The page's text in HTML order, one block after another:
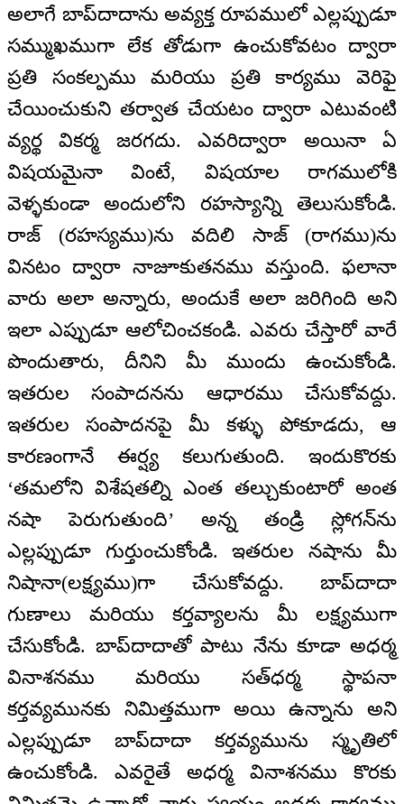
అలాగే బాప్‌దాదాను అవ్యక్త రూపములో ఎల్లప్పుడూ
సమ్ముఖముగా లేక తోడుగా ఉంచుకోవటం ద్వారా
ప్రతి సంకల్పము మరియు ప్రతి కార్యము వెరిఫై
చేయించుకుని తర్వాత చేయటం ద్వారా ఎటువంటి
వ్యర్థ వికర్మ జరగదు. ఎవరిద్వారా అయినా ఏ
విషయమైనా వింటే, విషయాల రాగములోకి
వెళ్ళకుండా అందులోని రహస్యాన్ని తెలుసుకోండి.
రాజ్ (రహస్యము)ను వదిలి సాజ్ (రాగము)ను
వినటం ద్వారా నాజూకుతనము వస్తుంది. ఫలానా
వారు అలా అన్నారు, అందుకే అలా జరిగింది అని
ఇలా ఎప్పుడూ ఆలోచించకండి. ఎవరు చేస్తారో వారే
పొందుతారు, దీనిని మీ ముందు ఉంచుకోండి.
ఇతరుల సంపాదనను ఆధారము చేసుకోవద్దు.
ఇతరుల సంపాదనపై మీ కళ్ళు పోకూడదు, ఆ
కారణంగానే ఈర్ష్య కలుగుతుంది. ఇందుకొరకు
‘తమలోని విశేషతల్ని ఎంత తల్చుకుంటారో అంత
నషా పెరుగుతుంది’ అన్న తండ్రి స్లోగన్‌ను
ఎల్లప్పుడూ గుర్తుంచుకోండి. ఇతరుల నషాను మీ
నిషానా(లక్ష్యము)గా చేసుకోవద్దు. బాప్‌దాదా
గుణాలు మరియు కర్తవ్యాలను మీ లక్ష్యముగా
చేసుకోండి. బాప్‌దాదాతో పాటు నేను కూడా అధర్మ
వినాశనము మరియు సత్‌ధర్మ స్థాపనా
కర్తవ్యమునకు నిమిత్తముగా అయి ఉన్నాను అని
ఎల్లప్పుడూ బాప్‌దాదా కర్తవ్యమును స్మృతిలో
ఉంచుకోండి. ఎవరైతే అధర్మ వినాశనము కొరకు